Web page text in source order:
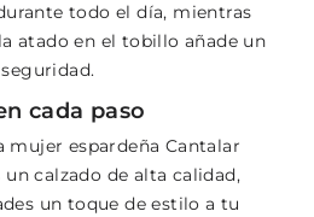
todo el día, mientras
atado en el tobillo añade un
cada paso
mujer espardeña Cantalar
calzado de alta calidad,
un toque de estilo a tu